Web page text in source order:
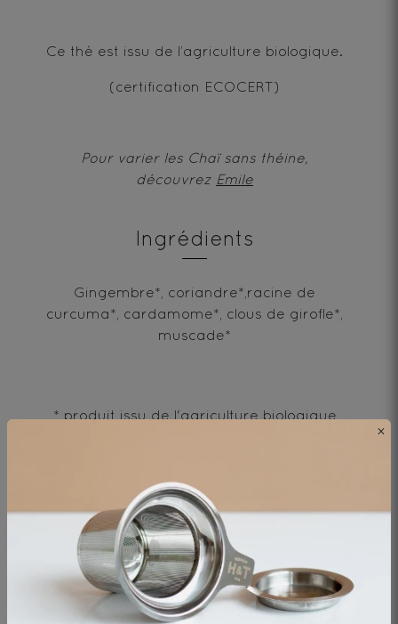
Ce thé est issu de l’agriculture biologique.
(certification ECOCERT)
Pour varier les Chaï sans théine,
découvrez Emile
Ingrédients
Gingembre*, coriandre*,racine de
curcuma*, cardamome*, clous de girofle*,
muscade*
* produit issu de l'agriculture biologique
Envie de changement?
vous aimerez aussi...
×